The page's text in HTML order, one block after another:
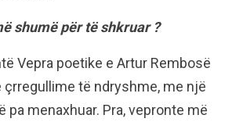
shumë për të shkruar ?
Vepra poetike e Artur Rembosë
të ndryshme, me një
pa menaxhuar. Pra, vepronte më